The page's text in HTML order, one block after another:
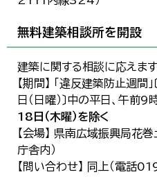
無料建築相談所を開設
建築に関する相談に応えます
【期間】 「違反建築防止週間
日（日曜）〕中の平日、午前
18日（木曜）を除く
【会場】 県南広域振興局花
庁舎内）
【問い合わせ】 同上（電